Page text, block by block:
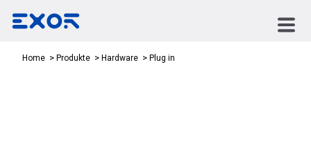
Home Produkte Hardware Plug in